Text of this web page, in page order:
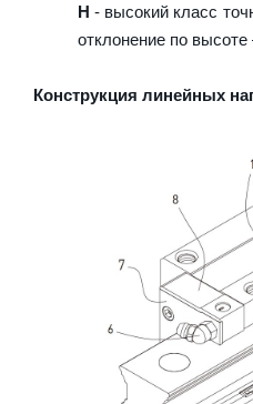
H - высокий класс
отклонение по
Конструкция линейных